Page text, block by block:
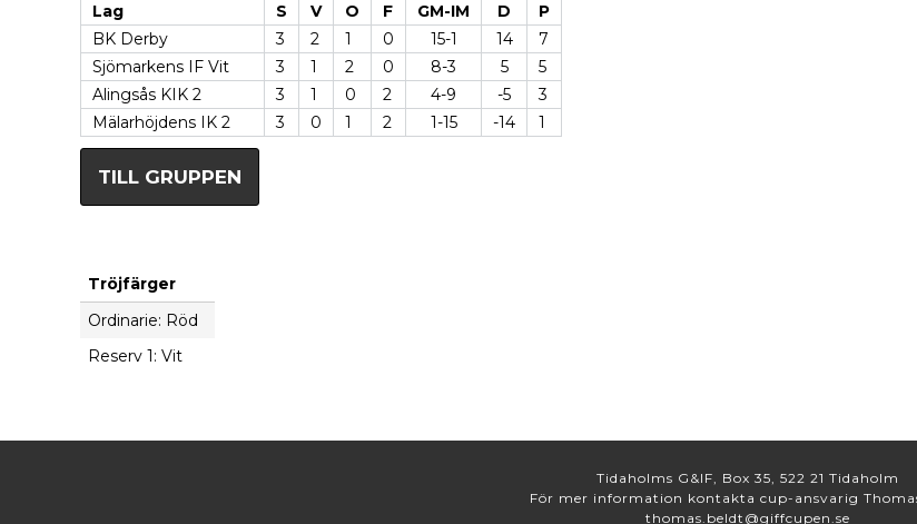
Lag S V O F GM-IM D
P
BK Derby
3 2 1 0 15-1 14
7
Sjömarkens IF Vit
3 1 2 0 8-3 5
5
Alingsås KIK 2
3 1 0 2 4-9 -5
3
Mälarhöjdens IK 2
3 0 1 2 1-15 -14 1
TILL GRUPPEN
Tröjfärger
Ordinarie: Röd
Reserv 1: Vit
Tidaholms G&IF, Box 35, 522 21 Tidaholm
För mer information kontakta cup-ansvarig
thomas.beldt@giffcupen.se